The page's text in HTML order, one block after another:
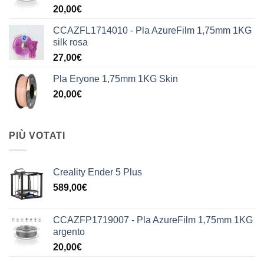
20,00€
CCAZFL1714010 - Pla AzureFilm 1,75mm 1KG
silk rosa
27,00€
Pla Eryone 1,75mm 1KG Skin
20,00€
PIÙ VOTATI
Creality Ender 5 Plus
589,00€
CCAZFP1719007 - Pla AzureFilm 1,75mm 1KG
argento
20,00€